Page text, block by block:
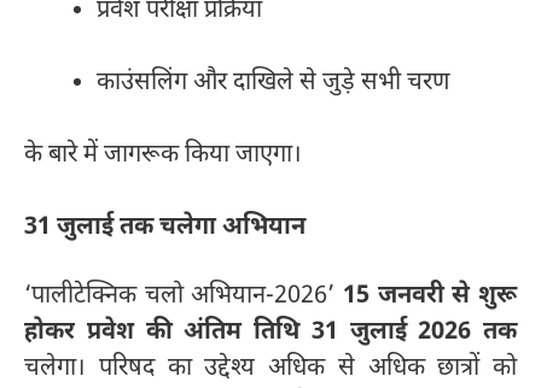
प्रवेश परीक्षा प्रक्रिया
काउंसलिंग और दाखिले से जुड़े सभी चरण
के बारे में जागरूक किया जाएगा।
31 जुलाई तक चलेगा अभियान
‘पालीटेक्निक चलो अभियान-2026’ 15 जनवरी से शुरू
होकर प्रवेश की अंतिम तिथि 31 जुलाई 2026 तक
चलेगा। परिषद का उद्देश्य अधिक से अधिक छात्रों को